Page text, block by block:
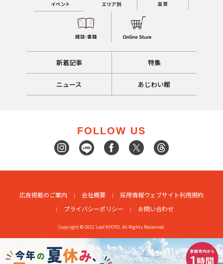
新着記事 特集
ニュース あじわい館
FOLLOW US
広告掲載のご案内 会社概要 採用情報ウェブサイト利用規約
プライバシーポリシー
お問い合わせ
Copyright © 2021 Leaf KYOTO. All Rights Reserved.